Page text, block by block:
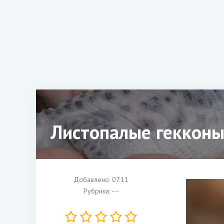
Листопалые гекконы
Добавлено: 07.11
Рубрика: ---